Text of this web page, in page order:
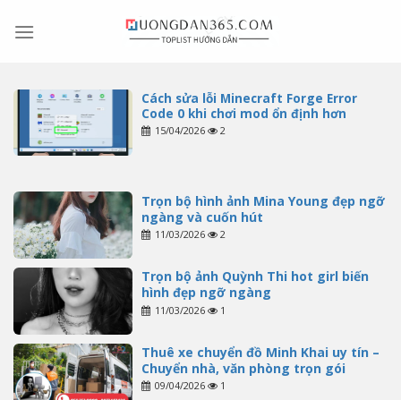
Cách sửa lỗi Minecraft Forge Error
Code 0 khi chơi mod ổn định hơn
15/04/2026 2
Trọn bộ hình ảnh Mina Young đẹp ngỡ
ngàng và cuốn hút
11/03/2026 2
Trọn bộ ảnh Quỳnh Thi hot girl biến
hình đẹp ngỡ ngàng
11/03/2026 1
Thuê xe chuyển đồ Minh Khai uy tín –
Chuyển nhà, văn phòng trọn gói
09/04/2026 1